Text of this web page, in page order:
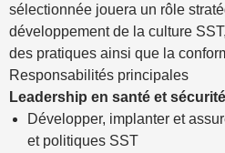
sélectionnée jouera un rôle
développement de la culture
des pratiques ainsi que la
Responsabilités principales
Leadership en santé et sécurité
Développer, implanter et
et politiques SST